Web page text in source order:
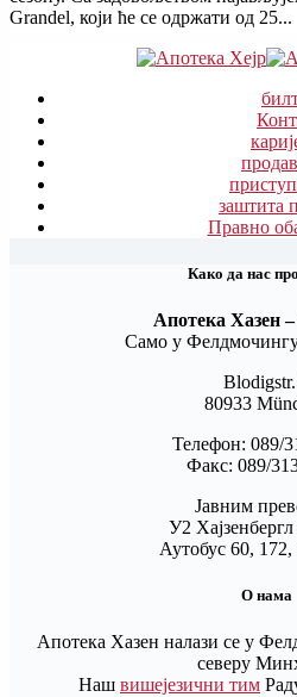
Grandel, који ће се одржати од 25...
заштита
Правно
Како да нас
Апотека Хазен
Само у
80933
Телефон: 089/
Факс: 089/
Јавним
У2
Аутобус 60,
О нама
Апотека Хазен налази се у
северу
Наш вишејезични тим